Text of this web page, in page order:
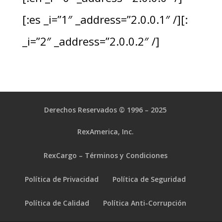
[:es _i=”1″ _address=”2.0.0.1″ /][:
_i=”2″ _address=”2.0.0.2″ /]
Derechos Reservados © 1996 – 2025
RexAmerica, Inc.
RexCargo – Términos y Condiciones
Política de Privacidad Política de Seguridad
Política de Calidad Política Anti-Corrupción